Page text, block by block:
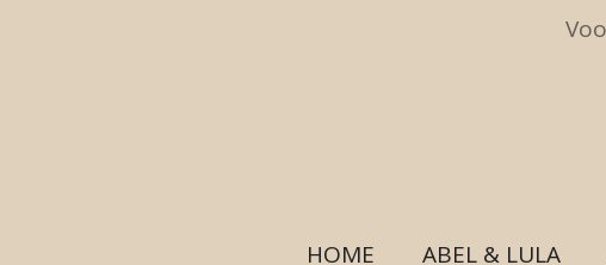
HOME ABEL & LULA